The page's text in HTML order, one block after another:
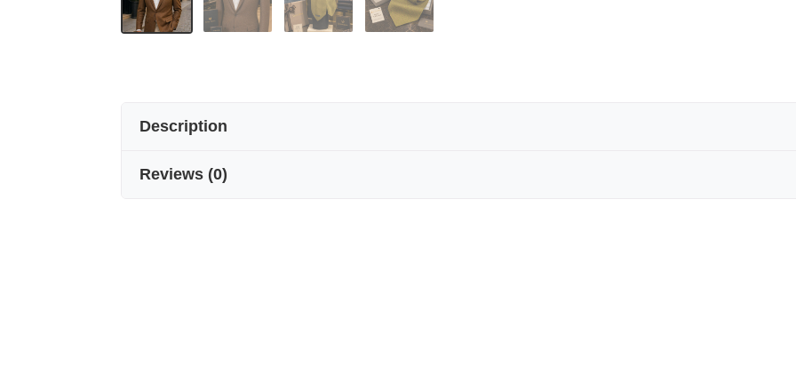
Description
Seven arma %100 ipek ascot fular, ürünümüz saf twil ipekten üretilmiştir,
Reviews (0)